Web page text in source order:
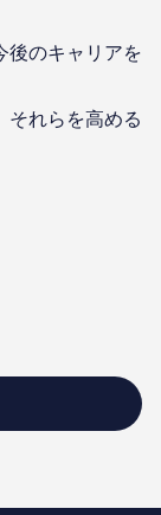
後のキャリアを
それらを高める